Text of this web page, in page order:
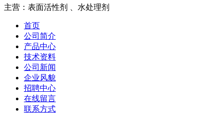
主营：表面活性剂 、水处理剂
首页
公司简介
产品中心
技术资料
公司新闻
企业风貌
招聘中心
在线留言
联系方式